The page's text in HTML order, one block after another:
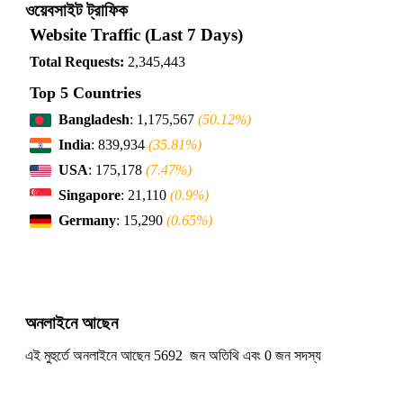
ওয়েবসাইট ট্রাফিক
Website Traffic (Last 7 Days)
Total Requests: 2,345,443
Top 5 Countries
Bangladesh: 1,175,567 (50.12%)
India: 839,934 (35.81%)
USA: 175,178 (7.47%)
Singapore: 21,110 (0.9%)
Germany: 15,290 (0.65%)
অনলাইনে আছেন
এই মুহুর্তে অনলাইনে আছেন 5692 জন অতিথি এবং 0 জন সদস্য